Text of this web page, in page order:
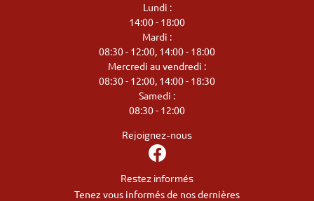
Lundi :
14:00 - 18:00
Mardi :
08:30 - 12:00, 14:00 - 18:00
Mercredi au vendredi :
08:30 - 12:00, 14:00 - 18:30
Samedi :
08:30 - 12:00
Rejoignez-nous
Restez informés
Tenez vous informés de nos dernières